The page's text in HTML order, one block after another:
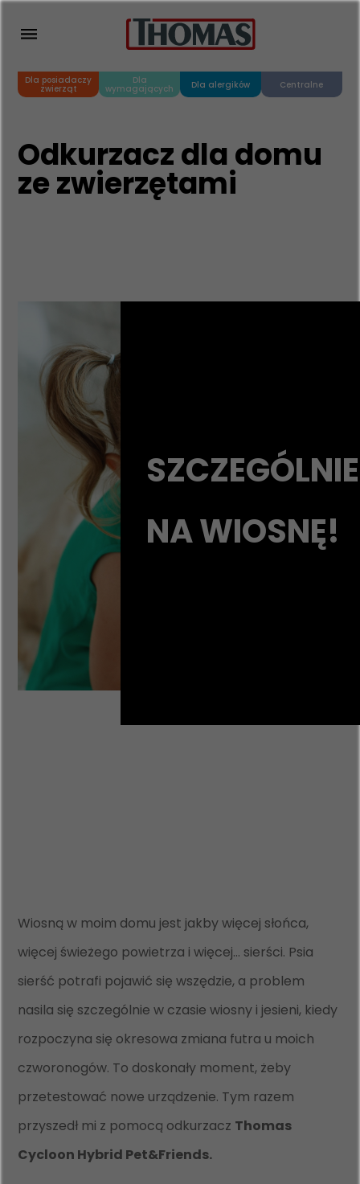
Dla posiadaczy
zwierząt
Dla
wymagających Dla alergików Centralne
Odkurzacz dla domu
ze zwierzętami
SZCZEGÓLNIE
NA WIOSNĘ!
Wiosną w moim domu jest jakby więcej słońca,
więcej świeżego powietrza i więcej... sierści. Psia
sierść potrafi pojawić się wszędzie, a problem
nasila się szczególnie w czasie wiosny i jesieni, kiedy
rozpoczyna się okresowa zmiana futra u moich
czworonogów. To doskonały moment, żeby
przetestować nowe urządzenie. Tym razem
przyszedł mi z pomocą odkurzacz Thomas
Cycloon Hybrid Pet&Friends.